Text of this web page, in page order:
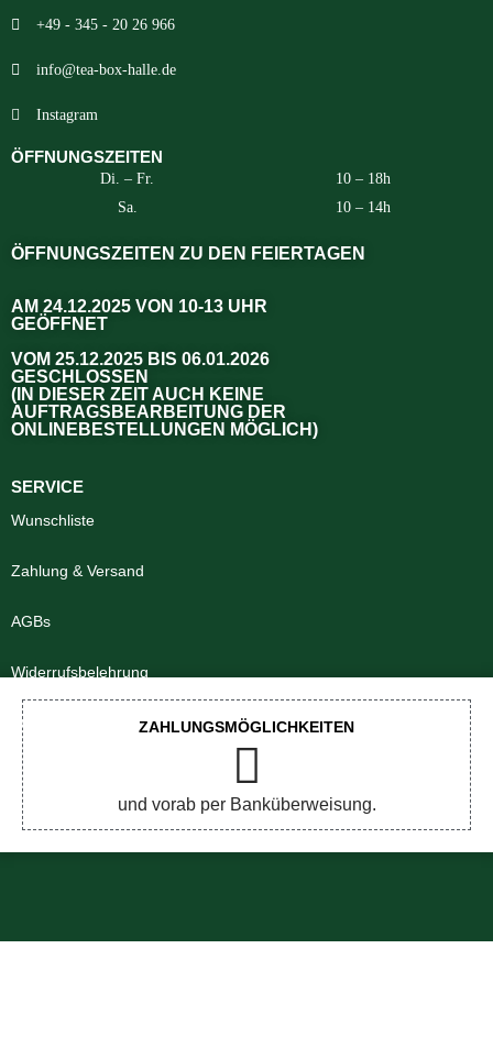
+49 - 345 - 20 26 966
info@tea-box-halle.de
Instagram
ÖFFNUNGSZEITEN
Di. – Fr.
10 – 18h
Sa.
10 – 14h
ÖFFNUNGSZEITEN ZU DEN FEIERTAGEN
AM 24.12.2025 VON 10-13 UHR
GEÖFFNET
VOM 25.12.2025 BIS 06.01.2026
GESCHLOSSEN
(IN DIESER ZEIT AUCH KEINE
AUFTRAGSBEARBEITUNG DER
ONLINEBESTELLUNGEN MÖGLICH)
SERVICE
Wunschliste
Zahlung & Versand
AGBs
Widerrufsbelehrung
Impressum
Datenschutzerklärung
ZAHLUNGSMÖGLICHKEITEN
und vorab per Banküberweisung.